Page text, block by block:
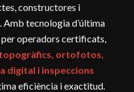
constructores i
tecnologia d’última
operadors certificats,
ortofotos,
digital i inspeccions
eficiència i exactitud.